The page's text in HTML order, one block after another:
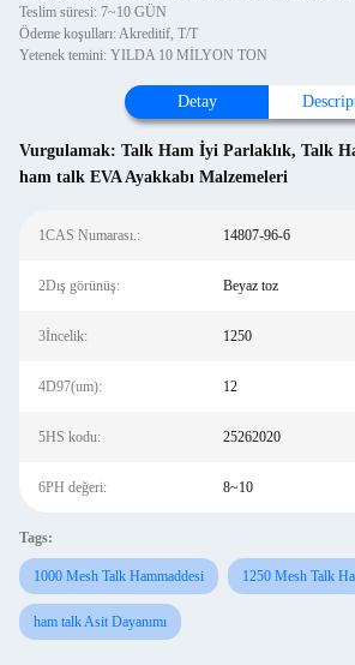
Teslim süresi: 7~10 GÜN
Ödeme koşulları: Akreditif, T/T
Yetenek temini: YILDA 10 MİLYON TON
Detay
Vurgulamak: Talk Ham İyi Parlaklık, Talk
ham talk EVA Ayakkabı Malzemeleri
1CAS Numarası.: 14807-96-6
2Dış görünüş: Beyaz toz
3İncelik: 1250
4D97(um): 12
5HS kodu: 25262020
6PH değeri: 8~10
Tags:
1000 Mesh Talk Hammaddesi 1250 Mesh Talk
ham talk Asit Dayanımı